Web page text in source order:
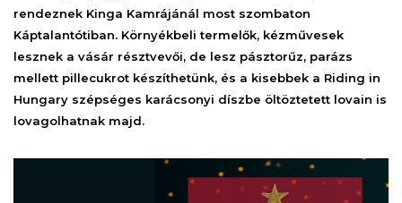
rendeznek Kinga Kamrájánál most szombaton
Káptalantótiban. Környékbeli termelők, kézművesek
lesznek a vásár résztvevői, de lesz pásztorűz, parázs
mellett pillecukrot készíthetünk, és a kisebbek a Riding in
Hungary szépséges karácsonyi díszbe öltöztetett lovain is
lovagolhatnak majd.